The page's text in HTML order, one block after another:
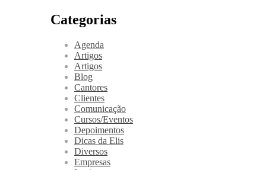
Categorias
Agenda
Artigos
Artigos
Blog
Cantores
Clientes
Comunicação
Cursos/Eventos
Depoimentos
Dicas da Elis
Diversos
Empresas